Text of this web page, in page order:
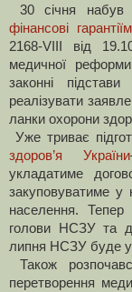
30 січня набув
фінансові
2168-VIII від
медичної
законні
реалізувати
ланки охорони
Уже триває
здоров’я України
укладатиме
закуповуватиме у
населення.
голови НСЗУ та
липня НСЗУ буде
Також
перетворення